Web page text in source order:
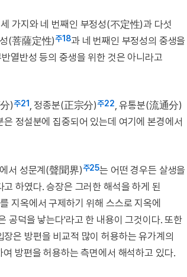
세 가지와 네 번째인 부정성(不定性)과 다섯
성(菩薩定性)주18과 네 번째인 부정성의 중생을
열반성 등의 중생을 위한 것은 아니라고
)주21 , 정종분(正宗分)주22, 유통분(流通分)
정설분에 집중되어 있는데 여기에 본경에서
에서 성문계(聲聞界)주25는 어떤 경우든 살생을
하였다. 승장은 그러한 해석을 하게 된
지옥에서 구제하기 위해 스스로 지옥에
공덕을 낳는다'라고 한 내용이 그것이다. 또한
은 방편을 비교적 많이 허용하는 유가계의
여 방편을 허용하는 측면에서 해석하고 있다.